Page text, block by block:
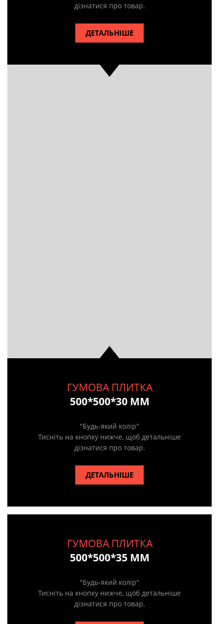
дізнатися про товар.
ДЕТАЛЬНІШЕ
ГУМОВА ПЛИТКА
500*500*30 ММ
"Будь-який колір"
Тисніть на кнопку нижче, щоб детальніше
дізнатися про товар.
ДЕТАЛЬНІШЕ
ГУМОВА ПЛИТКА
500*500*35 ММ
"Будь-який колір"
Тисніть на кнопку нижче, щоб детальніше
дізнатися про товар.